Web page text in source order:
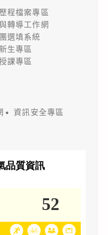
程檔案專區
轉導工作網
選填系統
生專區
課專區
資訊安全專區